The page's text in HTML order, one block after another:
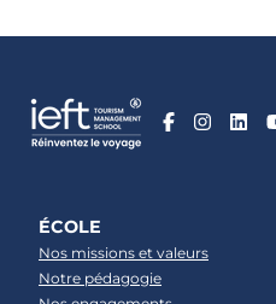
ÉCOLE
Nos missions et valeurs
Notre pédagogie